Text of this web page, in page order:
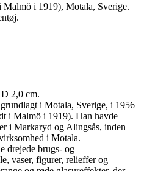
i 1919), Motala, Sverige.
2,0 cm.
i Motala, Sverige, i 1956
i Malmö i 1919). Han havde
i Markaryd og Alingsås, inden
i Motala.
drejede brugs- og
vaser, figurer, relieffer og